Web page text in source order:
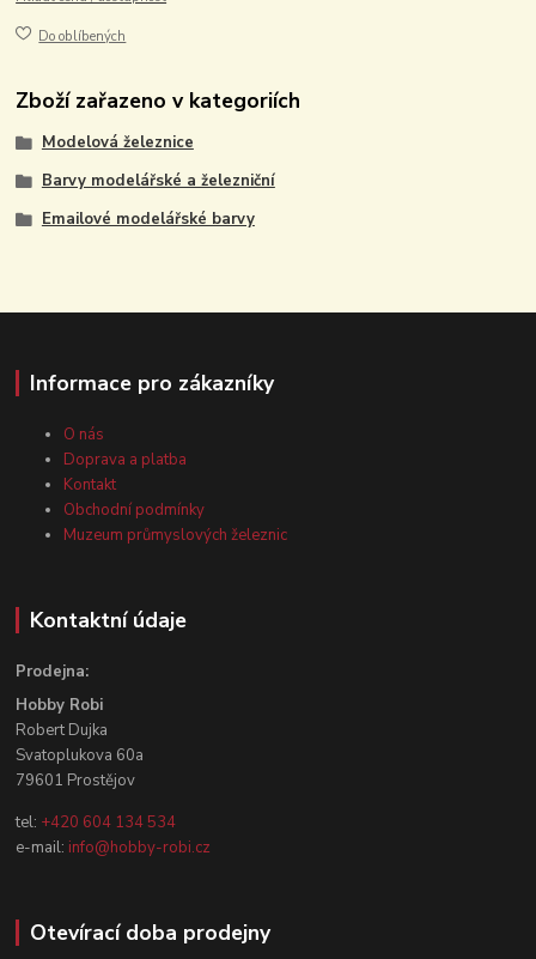
Do oblíbených
Zboží zařazeno v kategoriích
Modelová železnice
Barvy modelářské a železniční
Emailové modelářské barvy
Informace pro zákazníky
O nás
Doprava a platba
Kontakt
Obchodní podmínky
Muzeum průmyslových železnic
Kontaktní údaje
Prodejna:
Hobby Robi
Robert Dujka
Svatoplukova 60a
79601 Prostějov
tel: +420 604 134 534
e-mail: info@hobby-robi.cz
Otevírací doba prodejny